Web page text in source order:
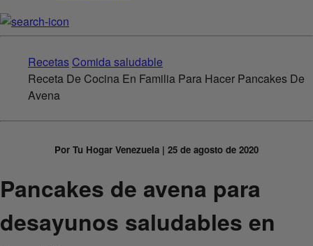
Recetas Comida saludable
Receta De Cocina En Familia Para Hacer Pancakes De
Avena
Por Tu Hogar Venezuela | 25 de agosto de 2020
Pancakes de avena para
desayunos saludables en